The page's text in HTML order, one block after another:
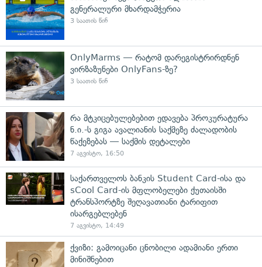
გენერალური მხარდამჭერია
3 საათის წინ
OnlyMarms — რატომ დარეგისტრირდნენ
ვირზაზუნები OnlyFans-ზე?
3 საათის წინ
რა მტკიცებულებებით ედავება პროკურატურა
ნ.ი.-ს გიგა ავალიანის საქმეზე ძალადობის
წაქეზებას — საქმის დეტალები
7 აგვისტო, 16:50
საქართველოს ბანკის Student Card-ისა და
sCool Card-ის მფლობელები ქუთაისში
ტრანსპორტზე შეღავათიანი ტარიფით
ისარგებლებენ
7 აგვისტო, 14:49
ქვიზი: გამოიცანი ცნობილი ადამიანი ერთი
მინიშნებით